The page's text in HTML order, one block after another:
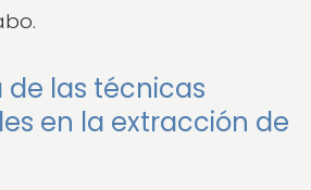
las técnicas
en la extracción de